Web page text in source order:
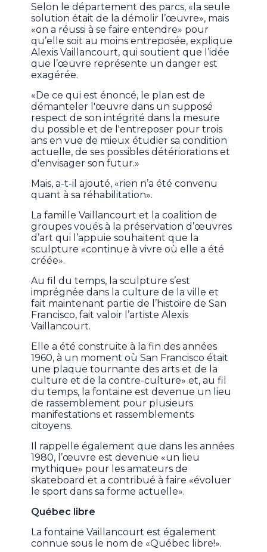
Selon le département des parcs, «la seule
solution était de la démolir l’œuvre», mais
«on a réussi à se faire entendre» pour
qu’elle soit au moins entreposée, explique
Alexis Vaillancourt, qui soutient que l’idée
que l’œuvre représente un danger est
exagérée.
«De ce qui est énoncé, le plan est de
démanteler l'œuvre dans un supposé
respect de son intégrité dans la mesure
du possible et de l'entreposer pour trois
ans en vue de mieux étudier sa condition
actuelle, de ses possibles détériorations et
d'envisager son futur.»
Mais, a-t-il ajouté, «rien n’a été convenu
quant à sa réhabilitation».
La famille Vaillancourt et la coalition de
groupes voués à la préservation d’œuvres
d’art qui l’appuie souhaitent que la
sculpture «continue à vivre où elle a été
créée».
Au fil du temps, la sculpture s’est
imprégnée dans la culture de la ville et
fait maintenant partie de l’histoire de San
Francisco, fait valoir l’artiste Alexis
Vaillancourt.
Elle a été construite à la fin des années
1960, à un moment où San Francisco était
une plaque tournante des arts et de la
culture et de la contre-culture» et, au fil
du temps, la fontaine est devenue un lieu
de rassemblement pour plusieurs
manifestations et rassemblements
citoyens.
Il rappelle également que dans les années
1980, l’œuvre est devenue «un lieu
mythique» pour les amateurs de
skateboard et a contribué à faire «évoluer
le sport dans sa forme actuelle».
Québec libre
La fontaine Vaillancourt est également
connue sous le nom de «Québec libre!».